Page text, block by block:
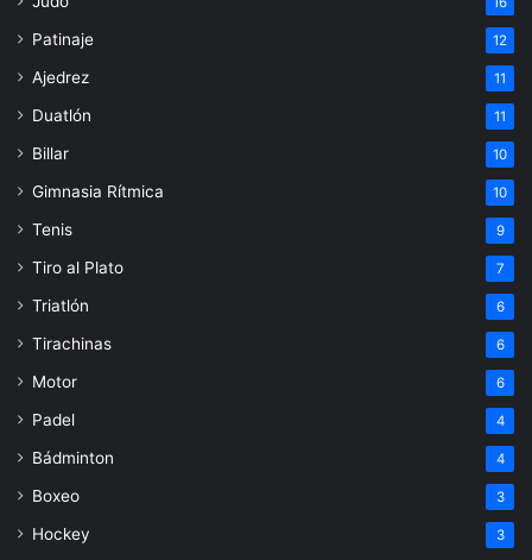
Patinaje 12
Ajedrez 11
Duatlón 11
Billar 10
Gimnasia Rítmica 10
Tenis 9
Tiro al Plato 7
Triatlón 6
Tirachinas 6
Motor 6
Padel 4
Bádminton 4
Boxeo 3
Hockey 3